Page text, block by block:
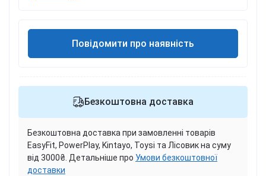
Повідомити про наявність
Безкоштовна доставка
Безкоштовна доставка при замовленні товарів
EasyFit, PowerPlay, Kintayo, Toysi та Лісовик на суму
від 3000₴. Детальніше про Умови безкоштовної
доставки